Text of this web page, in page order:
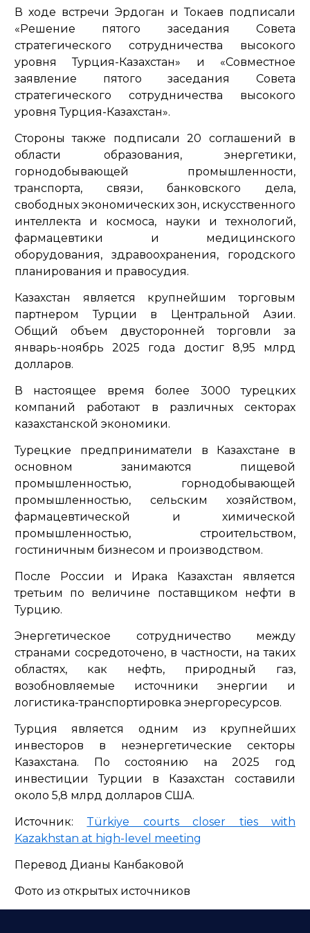
В ходе встречи Эрдоган и Токаев подписали
«Решение пятого заседания Совета
стратегического сотрудничества высокого
уровня Турция-Казахстан» и «Совместное
заявление пятого заседания Совета
стратегического сотрудничества высокого
уровня Турция-Казахстан».
Стороны также подписали 20 соглашений в
области образования, энергетики,
горнодобывающей промышленности,
транспорта, связи, банковского дела,
свободных экономических зон, искусственного
интеллекта и космоса, науки и технологий,
фармацевтики и медицинского
оборудования, здравоохранения, городского
планирования и правосудия.
Казахстан является крупнейшим торговым
партнером Турции в Центральной Азии.
Общий объем двусторонней торговли за
январь-ноябрь 2025 года достиг 8,95 млрд
долларов.
В настоящее время более 3000 турецких
компаний работают в различных секторах
казахстанской экономики.
Турецкие предприниматели в Казахстане в
основном занимаются пищевой
промышленностью, горнодобывающей
промышленностью, сельским хозяйством,
фармацевтической и химической
промышленностью, строительством,
гостиничным бизнесом и производством.
После России и Ирака Казахстан является
третьим по величине поставщиком нефти в
Турцию.
Энергетическое сотрудничество между
странами сосредоточено, в частности, на таких
областях, как нефть, природный газ,
возобновляемые источники энергии и
логистика-транспортировка энергоресурсов.
Турция является одним из крупнейших
инвесторов в неэнергетические секторы
Казахстана. По состоянию на 2025 год
инвестиции Турции в Казахстан составили
около 5,8 млрд долларов США.
Источник: Türkiye courts closer ties with
Kazakhstan at high-level meeting
Перевод Дианы Канбаковой
Фото из открытых источников